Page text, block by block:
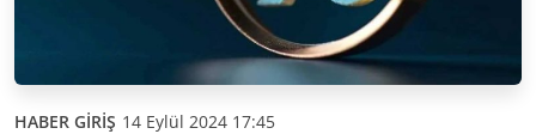
HABER GİRİŞ 14 Eylül 2024 17:45